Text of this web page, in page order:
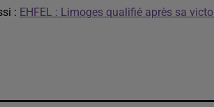
: EHFEL : Limoges qualifié après sa